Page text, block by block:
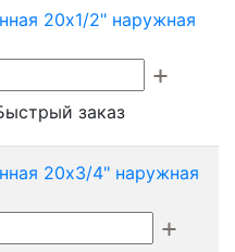
20х1/2" наружная
заказ
20х3/4" наружная